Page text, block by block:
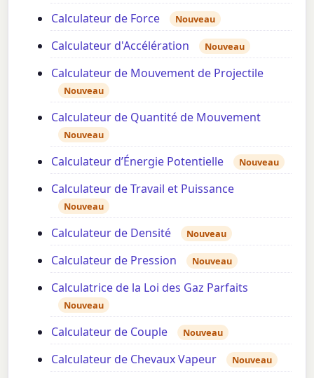
Calculateur de Force Nouveau
Calculateur d'Accélération Nouveau
Calculateur de Mouvement de Projectile
Nouveau
Calculateur de Quantité de Mouvement
Nouveau
Calculateur d’Énergie Potentielle Nouveau
Calculateur de Travail et Puissance
Nouveau
Calculateur de Densité Nouveau
Calculateur de Pression Nouveau
Calculatrice de la Loi des Gaz Parfaits
Nouveau
Calculateur de Couple Nouveau
Calculateur de Chevaux Vapeur Nouveau